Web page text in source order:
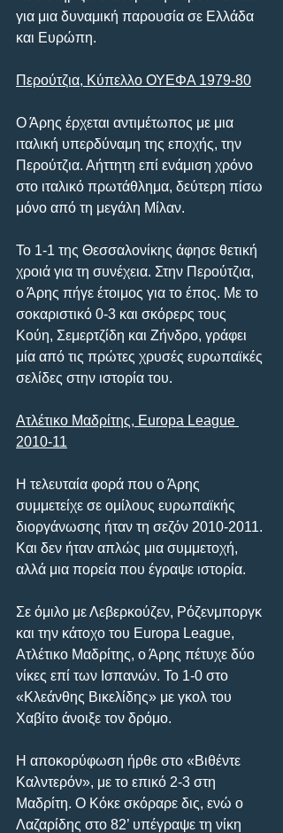
για μια δυναμική παρουσία σε Ελλάδα
και Ευρώπη.
Περούτζια, Κύπελλο ΟΥΕΦΑ 1979-80
Ο Άρης έρχεται αντιμέτωπος με μια
ιταλική υπερδύναμη της εποχής, την
Περούτζια. Αήττητη επί ενάμιση χρόνο
στο ιταλικό πρωτάθλημα, δεύτερη πίσω
μόνο από τη μεγάλη Μίλαν.
Το 1-1 της Θεσσαλονίκης άφησε θετική
χροιά για τη συνέχεια. Στην Περούτζια,
ο Άρης πήγε έτοιμος για το έπος. Με το
σοκαριστικό 0-3 και σκόρερς τους
Κούη, Σεμερτζίδη και Ζήνδρο, γράφει
μία από τις πρώτες χρυσές ευρωπαϊκές
σελίδες στην ιστορία του.
Ατλέτικο Μαδρίτης, Europa League
2010-11
Η τελευταία φορά που ο Άρης
συμμετείχε σε ομίλους ευρωπαϊκής
διοργάνωσης ήταν τη σεζόν 2010-2011.
Και δεν ήταν απλώς μια συμμετοχή,
αλλά μια πορεία που έγραψε ιστορία.
Σε όμιλο με Λεβερκούζεν, Ρόζενμποργκ
και την κάτοχο του Europa League,
Ατλέτικο Μαδρίτης, ο Άρης πέτυχε δύο
νίκες επί των Ισπανών. Το 1-0 στο
«Κλεάνθης Βικελίδης» με γκολ του
Χαβίτο άνοιξε τον δρόμο.
Η αποκορύφωση ήρθε στο «Βιθέντε
Καλντερόν», με το επικό 2-3 στη
Μαδρίτη. Ο Κόκε σκόραρε δις, ενώ ο
Λαζαρίδης στο 82’ υπέγραψε τη νίκη